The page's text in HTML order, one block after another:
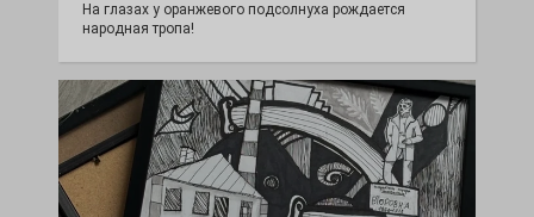
На глазах у оранжевого подсолнуха рождается
народная тропа!